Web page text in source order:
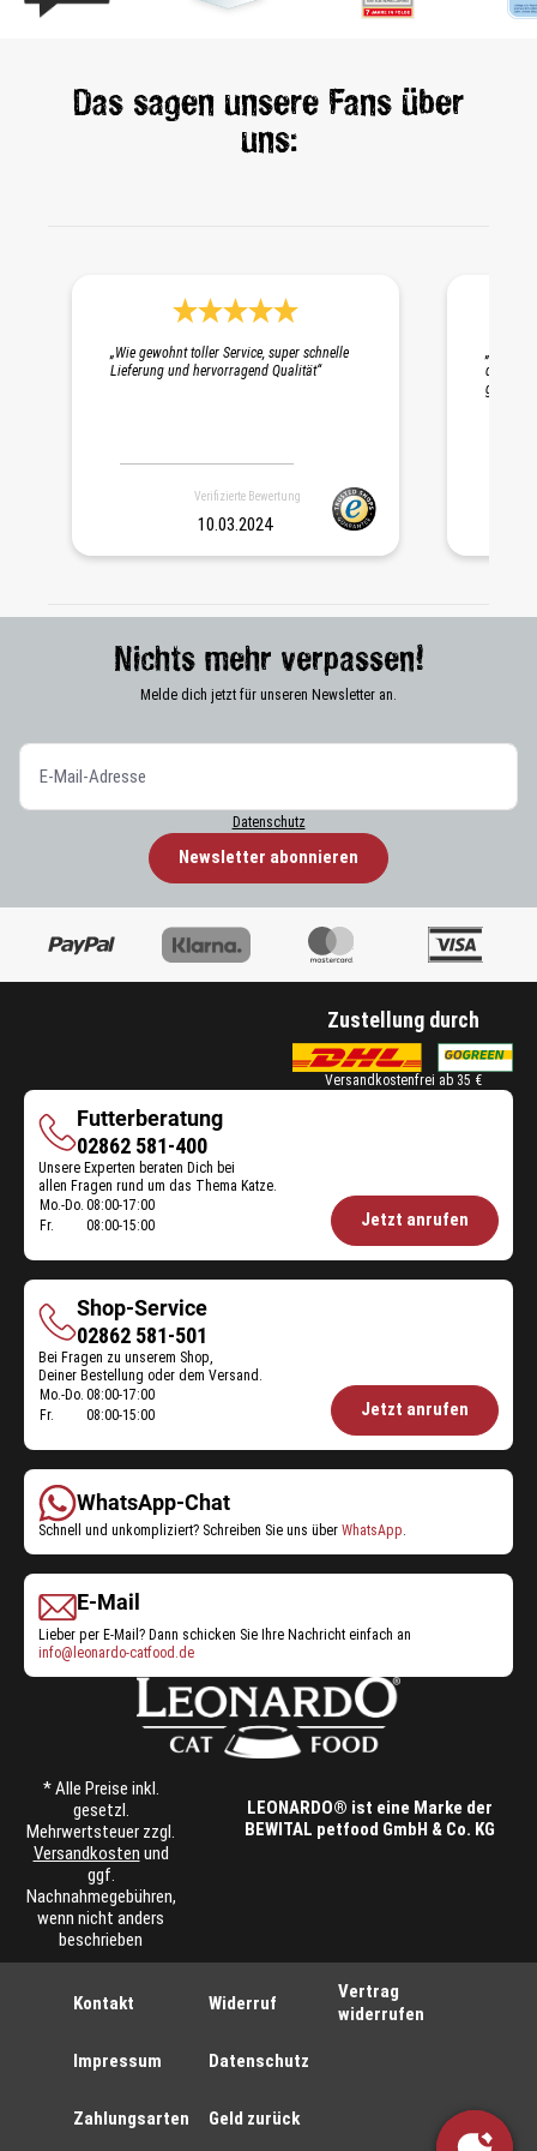
Das sagen unsere Fans über
uns:
„Wie gewohnt toller Service, super schnelle
Lieferung und hervorragend Qualität“
Verifizierte Bewertung
10.03.2024
die
gepackt.
Nichts mehr verpassen!
Melde dich jetzt für unseren Newsletter an.
Datenschutz
Newsletter abonnieren
Zustellung durch
Versandkostenfrei ab 35 €
Futterberatung
Futterberatung
02862 581-400
Unsere Experten beraten Dich bei
allen Fragen rund um das Thema Katze.
Öffnungszeiten
Mo.-Do. 08:00-17:00
Fr.
08:00-15:00 Jetzt anrufen
Shop-Service
Shop-
Service
02862 581-501
Bei Fragen zu unserem Shop,
Deiner Bestellung oder dem Versand.
Öffnungszeiten
Mo.-Do. 08:00-17:00
Fr.
08:00-15:00 Jetzt anrufen
WhatsApp-Chat
Schnell und unkompliziert? Schreiben Sie uns über WhatsApp
E-Mail
Lieber per E-Mail? Dann schicken Sie Ihre Nachricht einfach an
info@leonardo-catfood.de
* Alle Preise inkl.
gesetzl.
Mehrwertsteuer zzgl.
Versandkosten und
ggf.
Nachnahmegebühren,
wenn nicht anders
beschrieben
LEONARDO® ist eine Marke der
BEWITAL petfood GmbH & Co. KG
Kontakt
Impressum
Zahlungsarten
Widerruf
Datenschutz
Geld zurück
Vertrag
widerrufen